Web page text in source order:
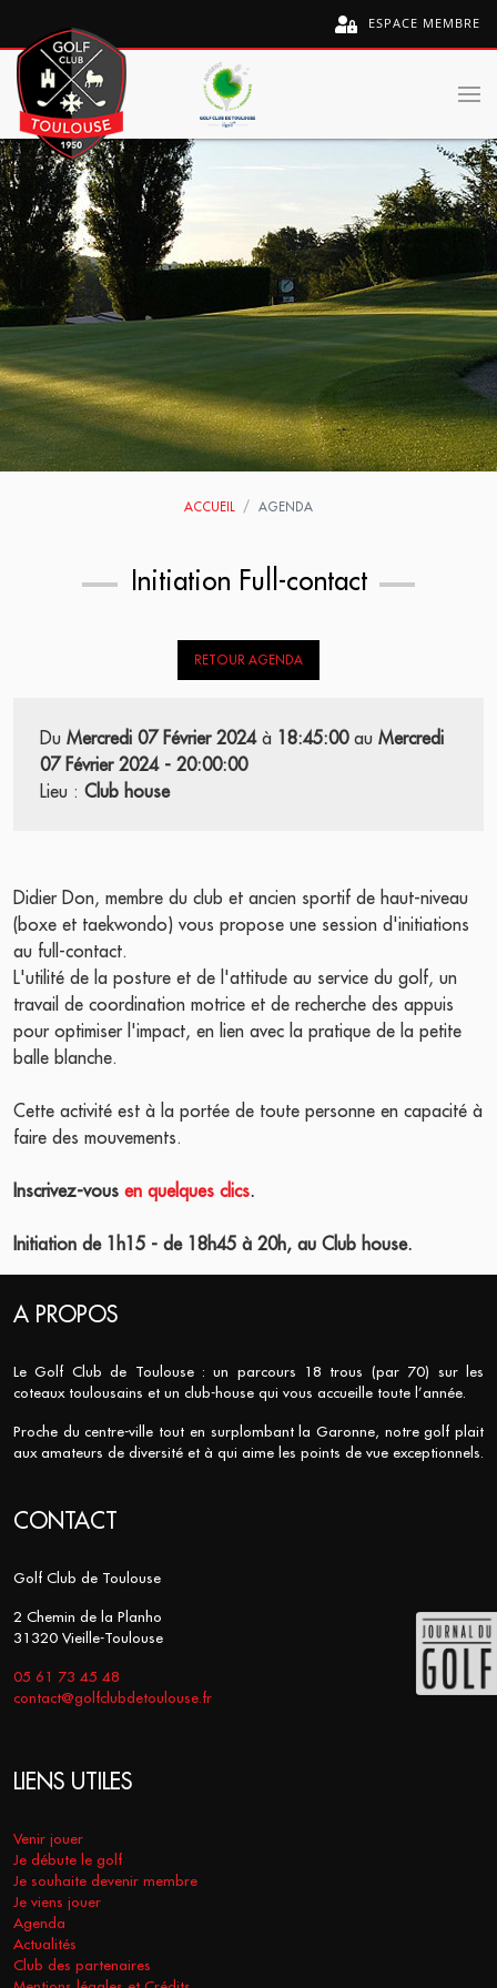
ESPACE MEMBRE
ACCUEIL AGENDA
Initiation Full-contact
RETOUR AGENDA
Du Mercredi 07 Février 2024à 18:45:00au Mercredi
07 Février 2024 - 20:00:00
Lieu : Club house
Didier Don, membre du club et ancien sportif de haut-niveau
(boxe et taekwondo) vous propose une session d'initiations
au full-contact.
L'utilité de la posture et de l'attitude au service du golf, un
travail de coordination motrice et de recherche des appuis
pour optimiser l'impact, en lien avec la pratique de la petite
balle blanche.
Cette activité est à la portée de toute personne en capacité à
faire des mouvements.
Inscrivez-vous en quelques clics.
Initiation de 1h15 - de 18h45 à 20h, au Club house.
A PROPOS
Le Golf Club de Toulouse : un parcours 18 trous (par 70) sur les
coteaux toulousains et un club-house qui vous accueille toute l’année.
Proche du centre-ville tout en surplombant la Garonne, notre golf plait
aux amateurs de diversité et à qui aime les points de vue exceptionnels.
CONTACT
Golf Club de Toulouse
2 Chemin de la Planho
31320 Vieille-Toulouse
05 61 73 45 48
contact@golfclubdetoulouse.fr
LIENS UTILES
Venir jouer
Je débute le golf
Je souhaite devenir membre
Je viens jouer
Agenda
Actualités
Club des partenaires